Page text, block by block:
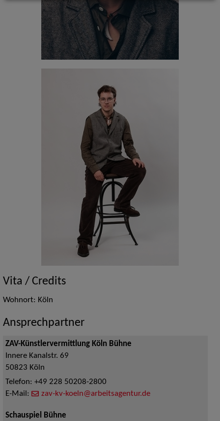
Vita / Credits
Wohnort: Köln
Ansprechpartner
ZAV-Künstlervermittlung Köln Bühne
Innere Kanalstr. 69
50823 Köln
Telefon: +49 228 50208-2800
E-Mail:
zav-kv-koeln@arbeitsagentur.de
Schauspiel Bühne